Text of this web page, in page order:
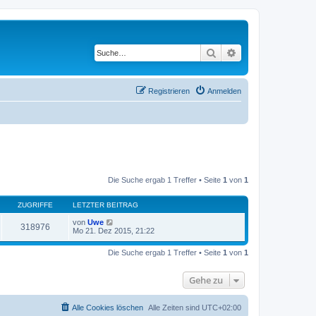
Suche
Anmelden
Registrieren
Die Suche ergab 1 Treffer • Seite 1 von 1
ZUGRIFFE LETZTER BEITRAG
318976 von Uwe
Mo 21. Dez 2015, 21:22
Die Suche ergab 1 Treffer • Seite 1 von 1
Gehe zu
Alle Zeiten sind UTC+02:00
Alle Cookies löschen